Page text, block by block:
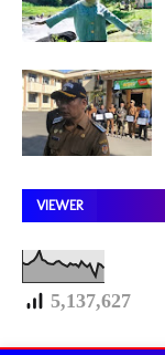
VIEWER
5,137,627